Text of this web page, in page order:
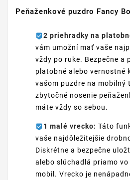
Peňaženkové puzdro Fancy
2 priehradky na
vám umožní mať vaše
vždy po ruke. Bezpečne a
platobné alebo vernostné
vašom puzdre na mobilný
zbytočné nosenie
máte vždy so sebou.
1 malé vrecko: Táto
vaše najdôležitejšie
Diskrétne a bezpečne
alebo slúchadlá priamo
mobil. Vrecko je